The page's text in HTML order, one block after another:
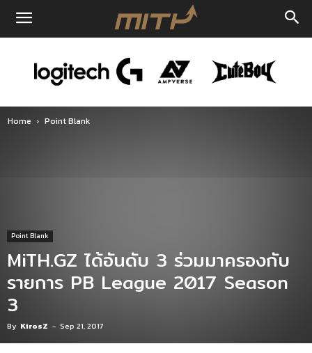
Home Point Blank
Point Blank
MiTH.GZ ได้อันดับ 3 ร่วมมาครองกับ
รายการ PB League 2017 Season
3
By KirosZ - Sep 21, 2017